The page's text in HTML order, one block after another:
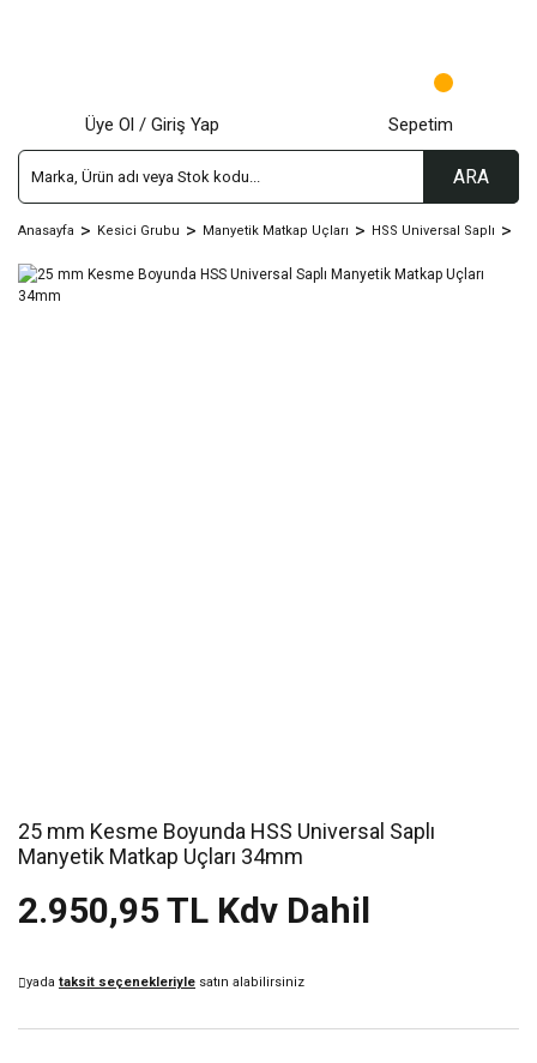
ARA
Üye Ol / Giriş Yap Sepetim
Anasayfa Kesici Grubu Manyetik Matkap Uçları HSS Universal Saplı
25 mm Kesme Boyunda HSS Universal Saplı
Manyetik Matkap Uçları 34mm
2.950,95 TL Kdv Dahil
yada taksit seçenekleriyle satın alabilirsiniz